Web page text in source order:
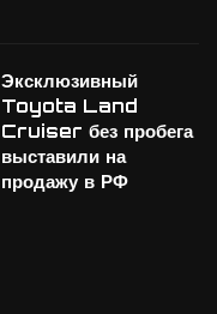
Эксклюзивный
Toyota Land
Cruiser без пробега
выставили на
продажу в РФ